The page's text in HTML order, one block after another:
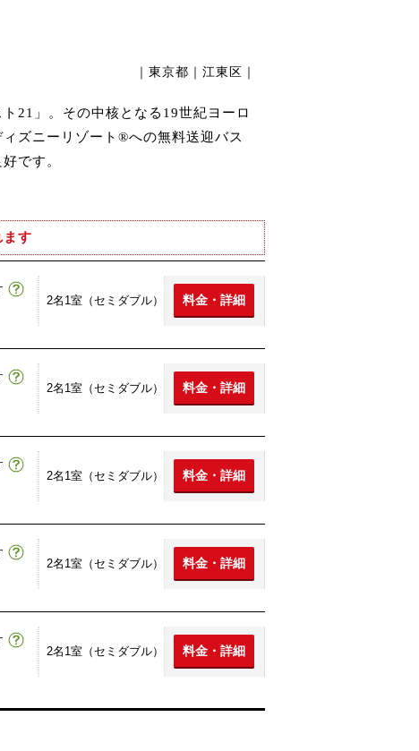
｜東京都｜江東区｜
21」。その中核となる19世紀ヨーロ
ズニーリゾート®への無料送迎バス
です。
ます
2名1室（セミダブル）
料金・詳細
2名1室（セミダブル）
料金・詳細
2名1室（セミダブル）
料金・詳細
2名1室（セミダブル）
料金・詳細
2名1室（セミダブル）
料金・詳細